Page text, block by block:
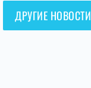
ДРУГИЕ НОВОСТИ